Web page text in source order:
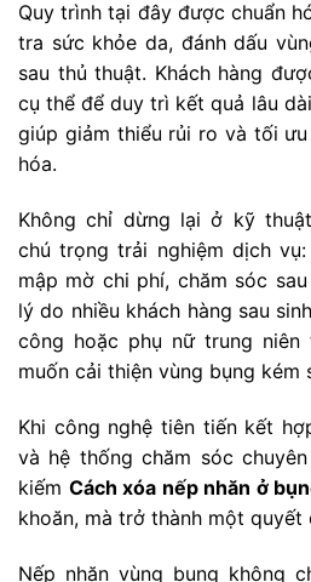
Quy trình tại đây được chuẩn
tra sức khỏe da, đánh dấu
sau thủ thuật. Khách hàng
cụ thể để duy trì kết quả lâu
giúp giảm thiểu rủi ro và tối
hóa.
Không chỉ dừng lại ở kỹ
chú trọng trải nghiệm dịch
mập mờ chi phí, chăm sóc
lý do nhiều khách hàng sau
công hoặc phụ nữ trung
muốn cải thiện vùng bụng kém
Khi công nghệ tiên tiến kết
và hệ thống chăm sóc
kiếm Cách xóa nếp nhăn ở
khoăn, mà trở thành một
Nếp nhăn vùng bụng không